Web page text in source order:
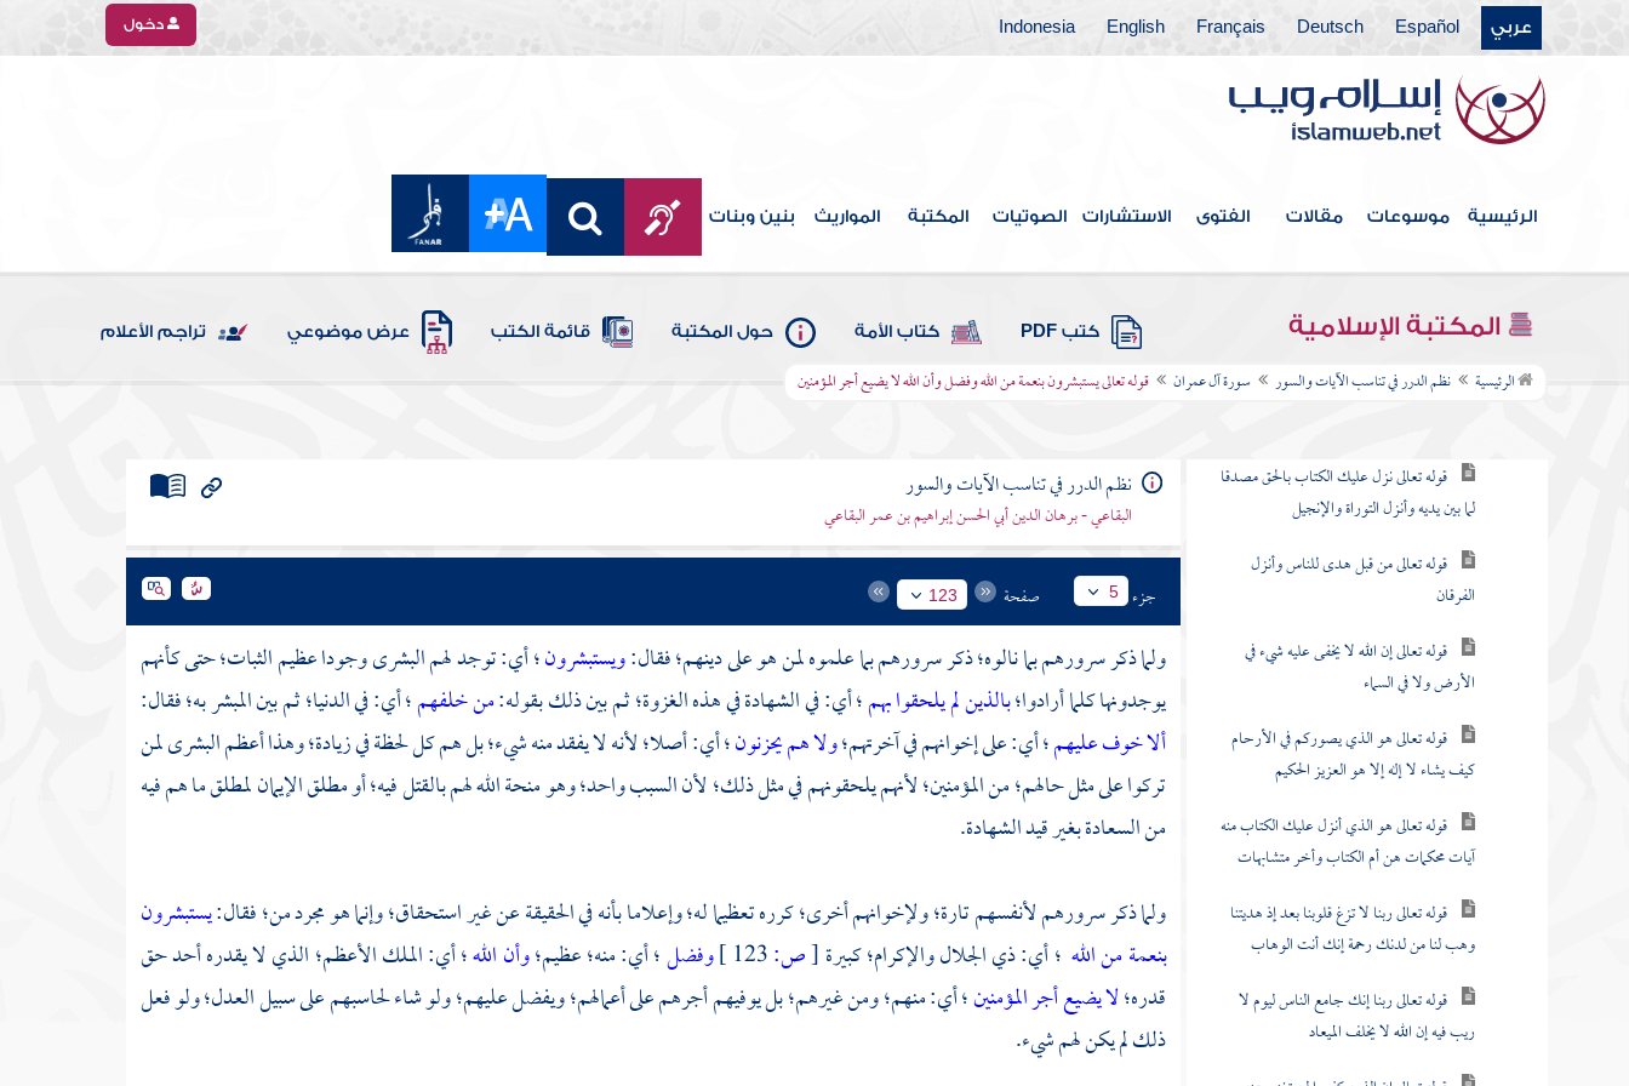
عربي Español
Deutsch
Français
English
Indonesia دخول
الرئيسية موسوعات مقالات الفتوى الاستشارات الصوتيات المكتبة المواريث بنين وبنات
المكتبة الإسلامية كتب PDF كتاب الأمة حول المكتبة قائمة الكتب عرض موضوعي تراجم الأعلام
الرئيسية نظم الدرر في تناسب الآيات والسور سورة آل عمران قوله تعالى يستبشرون بنعمة من الله وفضل وأن الله لا يضيع أجر المؤمنين
فهرس الكتاب
مقدمة
سورة الفاتحة
سورة البقرة
سورة آل عمران
قوله تعالى نزل عليك الكتاب بالحق مصدقا
لما بين يديه وأنزل التوراة والإنجيل
قوله تعالى من قبل هدى للناس وأنزل
الفرقان
قوله تعالى إن الله لا يخفى عليه شيء في
الأرض ولا في السماء
قوله تعالى هو الذي يصوركم في الأرحام
كيف يشاء لا إله إلا هو العزيز الحكيم
قوله تعالى هو الذي أنزل عليك الكتاب منه
آيات محكمات هن أم الكتاب وأخر متشابهات
قوله تعالى ربنا لا تزغ قلوبنا بعد إذ هديتنا
وهب لنا من لدنك رحمة إنك أنت الوهاب
قوله تعالى ربنا إنك جامع الناس ليوم لا
ريب فيه إن الله لا يخلف الميعاد
نظم الدرر في تناسب الآيات والسور
البقاعي - برهان الدين أبي الحسن إبراهيم بن عمر البقاعي
جزء 5 صفحة 123
ولما ذكر سرورهم بما نالوه؛ ذكر سرورهم بما علموه لمن هو على دينهم؛ فقال:ويستبشرون؛ أي: توجد لهم البشرى وجودا عظيم الثبات؛ حتى كأنهم
يوجدونها كلما أرادوا؛بالذين لم يلحقوا بهم؛ أي: في الشهادة في هذه الغزوة؛ ثم بين ذلك بقوله:من خلفهم؛ أي: في الدنيا؛ ثم بين المبشر به؛ فقال:
ألا خوف عليهم؛ أي: على إخوانهم في آخرتهم؛ولا هم يحزنون؛ أي: أصلا؛ لأنه لا يفقد منه شيء؛ بل هم كل لحظة في زيادة؛ وهذا أعظم البشرى لمن
تركوا على مثل حالهم؛ من المؤمنين؛ لأنهم يلحقونهم في مثل ذلك؛ لأن السبب واحد؛ وهو منحة الله لهم بالقتل فيه؛ أو مطلق الإيمان لمطلق ما هم فيه
من السعادة بغير قيد الشهادة.
ولما ذكر سرورهم لأنفسهم تارة؛ ولإخوانهم أخرى؛ كرره تعظيما له؛ وإعلاما بأنه في الحقيقة عن غير استحقاق؛ وإنما هو مجرد من؛ فقال:يستبشرون
بنعمة من الله ؛ أي: ذي الجلال والإكرام؛ كبيرة[ص: وفضل؛ أي: منه؛ عظيم؛وأن الله؛ أي: الملك الأعظم؛ الذي لا يقدره أحد حق
قدره؛لا يضيع أجر المؤمنين؛ أي: منهم؛ ومن غيرهم؛ بل يوفيهم أجرهم على أعمالهم؛ ويفضل عليهم؛ ولو شاء لحاسبهم على سبيل العدل؛ ولو فعل
ذلك لم يكن لهم شيء.